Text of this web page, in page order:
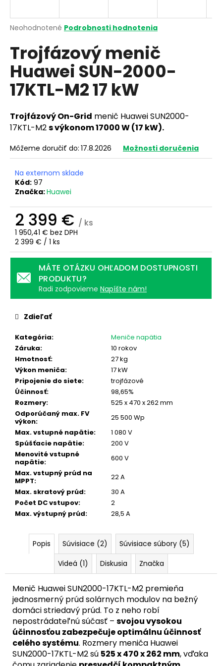
Priemerné
produktu
0,0
5
hviezdičiek.
Neohodnotené Podrobnosti hodnotenia
Trojfázový menič
Huawei SUN-2000-
17KTL-M2 17 kW
Trojfázový On-Grid menič Huawei SUN2000-
17KTL-M2s výkonom 17000 W (17 kW).
Môžeme doručiť do: 17.8.2026 Možnosti doručenia
Na externom sklade
Kód: 97
Značka:Huawei
2 399 € / ks
1 950,41 € bez DPH
Jednotková
cena:
2 399 € / 1 ks
MÁTE OTÁZKU OHĽADOM DOSTUPNOSTI
PRODUKTU?
Radi zodpovieme Napíšte nám!
Kategória:
Meniče napätia
Záruka:
10 rokov
Hmotnosť:
27 kg
Výkon meniča:
17 kW
Pripojenie do siete:
trojfázové
Účinnosť:
98,65%
Rozmery:
525 x 470 x 262 mm
Odporúčaný max. FV
výkon:
25 500 Wp
Max. vstupné napätie:
1 080 V
Spúšťacie napätie:
200 V
Menovité vstupné
napätie:
600 V
Max. vstupný prúd na
MPPT:
22 A
Max. skratový prúd:
30 A
Počet DC vstupov:
2
Max. výstupný prúd: 28,5 A
Zdieľať
Popis Súvisiace (2)
Súvisiace súbory (5)
Videá (1)
Diskusia Značka
Menič Huawei SUN2000-17KTL-M2 premieňa
jednosmerný prúd solárnych modulov na bežný
domáci striedavý prúd. To z neho robí
nepostrádateľnú súčasť – svojou vysokou
účinnosťou zabezpečuje optimálnu účinnosť
celého systému. Rozmery meniča Huawei
SUN2000-17KTL-M2 sú 525 x 470 x 262 mm, vďaka
j
ť
?
HĽADAŤ
O
d
p
o
ú
a
m
e
STÄUBLI
KONEKTOR
3,49
€
Pôvodne:
4,90
€